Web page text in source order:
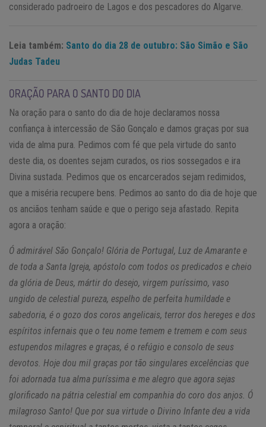
considerado padroeiro de Lagos e dos pescadores do Algarve.
Leia também: Santo do dia 28 de outubro: São Simão e São
Judas Tadeu
ORAÇÃO PARA O SANTO DO DIA
Na oração para o santo do dia de hoje declaramos nossa
confiança à intercessão de São Gonçalo e damos graças por sua
vida de alma pura. Pedimos com fé que pela virtude do santo
deste dia, os doentes sejam curados, os rios sossegados e ira
Divina sustada. Pedimos que os encarcerados sejam redimidos,
que a miséria recupere bens. Pedimos ao santo do dia de hoje que
os anciãos tenham saúde e que o perigo seja afastado. Repita
agora a oração:
Ó admirável São Gonçalo! Glória de Portugal, Luz de Amarante e
de toda a Santa Igreja, apóstolo com todos os predicados e cheio
da glória de Deus, mártir do desejo, virgem puríssimo, vaso
ungido de celestial pureza, espelho de perfeita humildade e
sabedoria, é o gozo dos coros angelicais, terror dos hereges e dos
espíritos infernais que o teu nome temem e tremem e com seus
estupendos milagres e graças, é o refúgio e consolo de seus
devotos. Hoje dou mil graças por tão singulares excelências que
foi adornada tua alma puríssima e me alegro que agora sejas
glorificado na pátria celestial em companhia do coro dos anjos. Ó
milagroso Santo! Que por sua virtude o Divino Infante deu a vida